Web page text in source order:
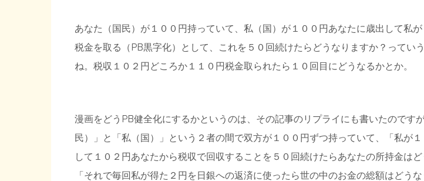
あなた（国民）が１００円持っていて、私（国）が１００円あなたに歳出して私
税金を取る（PB黒字化）として、これを５０回続けたらどうなりますか？ってい
ね。税収１０２円どころか１１０円税金取られたら１０回目にどうなるかとか。
漫画をどうPB健全化にするかというのは、その記事のリプライにも書いたのです
民）」と「私（国）」という２者の間で双方が１００円ずつ持っていて、「私が
して１０２円あなたから税収で回収することを５０回続けたらあなたの所持金はど
「それで毎回私が得た２円を日銀への返済に使ったら世の中のお金の総額はどう